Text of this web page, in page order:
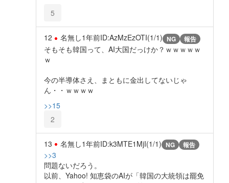
5
12 名無し1年前ID:AzMzEzOTI(1/1) NG 報告
そもそも韓国って、AI大国だっけか？ｗｗｗｗｗ
ｗ
今の半導体さえ、まともに金出してないじゃ
ん・・ｗｗｗｗ
>>15
2
13 名無し1年前ID:k3MTE1MjI(1/1) NG 報告
>>3
問題ないだろう。
以前、Yahoo! 知恵袋のAIが「韓国の大統領は罷免